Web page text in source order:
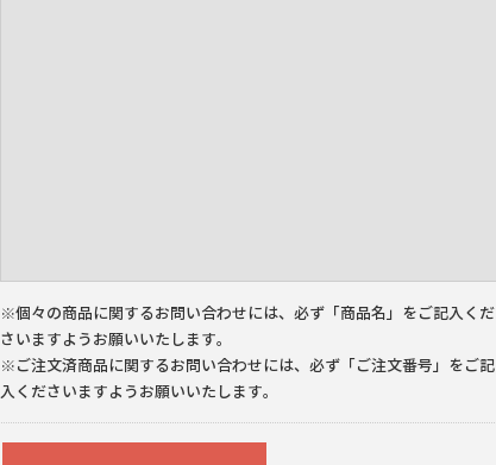
※個々の商品に関するお問い合わせには、必ず「商品名」をご記入くだ
さいますようお願いいたします。
※ご注文済商品に関するお問い合わせには、必ず「ご注文番号」をご記
入くださいますようお願いいたします。